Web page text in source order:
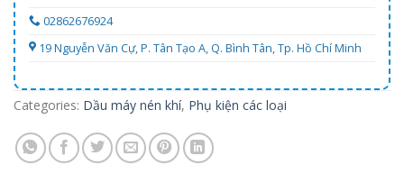
02862676924
19 Nguyễn Văn Cự, P. Tân Tạo A, Q. Bình Tân, Tp. Hồ Chí Minh
Categories: Dầu máy nén khí, Phụ kiện các loại